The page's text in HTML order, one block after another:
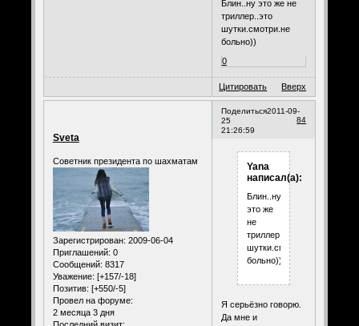
Блин..ну это же не
триллер..это
шутки.смотри.не
больно))
0
Цитировать Вверх
Поделиться
84
2011-09-
25
21:26:59
Sveta
Советник президента по шахматам
Зарегистрирован: 2009-06-04
Приглашений: 0
Сообщений: 8317
Уважение: [+157/-18]
Позитив: [+550/-5]
Провел на форуме:
2 месяца 3 дня
Yana
написал(а):
Блин..ну
это же
не
триллер..это
шутки.смотри.не
больно))
Я серьёзно говорю.
Да мне и